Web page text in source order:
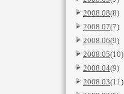
2008.08(8)
2008.07(7)
2008.06(9)
2008.05(10)
2008.04(9)
2008.03(11)